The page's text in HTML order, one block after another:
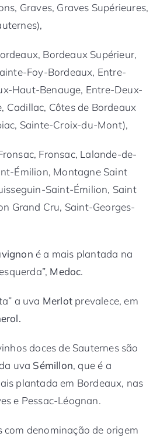
Graves, Graves Supérieures,
Bordeaux Supérieur,
Foy-Bordeaux, Entre-
Haut-Benauge, Entre-Deux-
Cadillac, Côtes de Bordeaux
Sainte-Croix-du-Mont),
Fronsac, Lalande-de-
Émilion, Montagne Saint
Saint-Émilion, Saint
Grand Cru, Saint-Georges-
é a mais plantada na
Medoc.
a uva Merlot prevalece, em
doces de Sauternes são
uva Sémillon, que é a
plantada em Bordeaux, nas
e Pessac-Léognan.
com denominação de origem